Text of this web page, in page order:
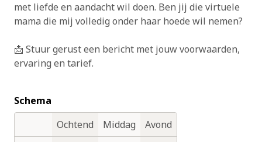
met liefde en aandacht wil doen. Ben jij die virtuele
mama die mij volledig onder haar hoede wil nemen?
📩 Stuur gerust een bericht met jouw voorwaarden,
ervaring en tarief.
Schema
Dagdelen
DagenOchtend Middag
Avond